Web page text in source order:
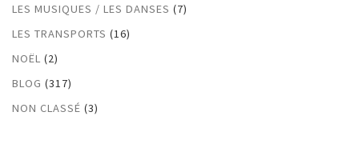
LES MUSIQUES / LES DANSES (7)
LES TRANSPORTS (16)
NOËL (2)
BLOG (317)
NON CLASSÉ (3)